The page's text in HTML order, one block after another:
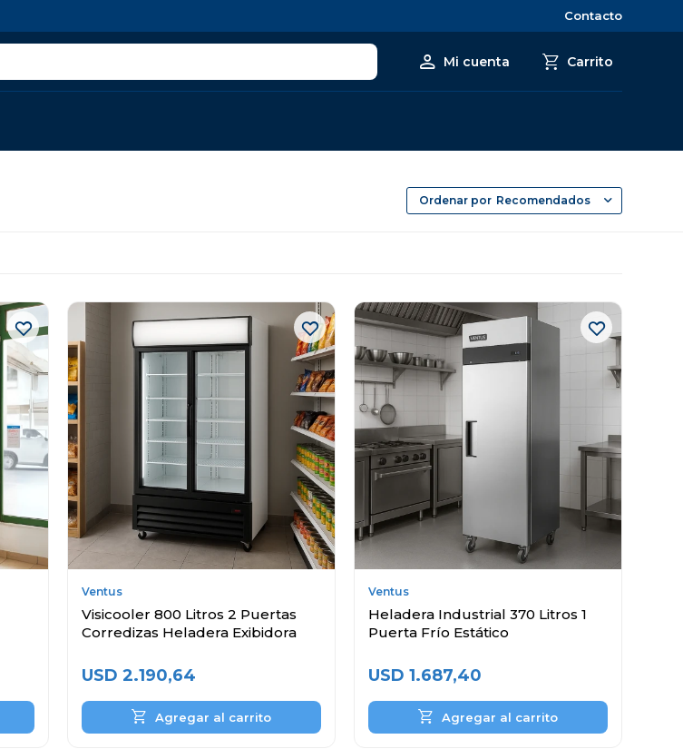
Contacto
Recomendados
Ventus
Visicooler 800 Litros 2 Puertas
Corredizas Heladera Exibidora
USD 2.190,64
Ventus
Heladera Industrial 370 Litros 1
Puerta Frío Estático
USD 1.687,40